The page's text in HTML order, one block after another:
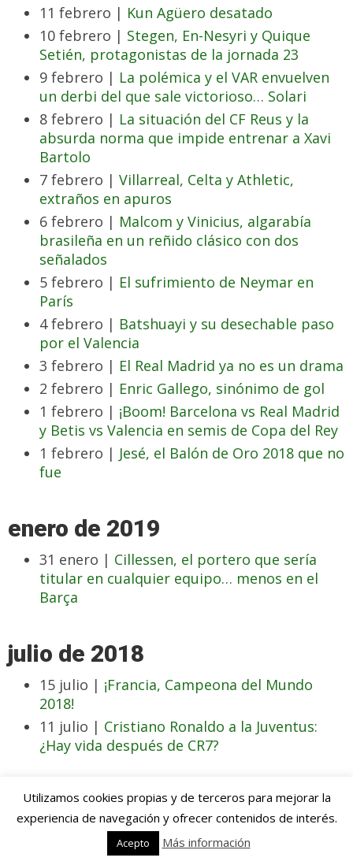
11 febrero | Kun Agüero desatado
10 febrero | Stegen, En-Nesyri y Quique
Setién, protagonistas de la jornada 23
9 febrero | La polémica y el VAR envuelven
un derbi del que sale victorioso… Solari
8 febrero | La situación del CF Reus y la
absurda norma que impide entrenar a Xavi
Bartolo
7 febrero | Villarreal, Celta y Athletic,
extraños en apuros
6 febrero | Malcom y Vinicius, algarabía
brasileña en un reñido clásico con dos
señalados
5 febrero | El sufrimiento de Neymar en
París
4 febrero | Batshuayi y su desechable paso
por el Valencia
3 febrero | El Real Madrid ya no es un drama
2 febrero | Enric Gallego, sinónimo de gol
1 febrero | ¡Boom! Barcelona vs Real Madrid
y Betis vs Valencia en semis de Copa del Rey
1 febrero | Jesé, el Balón de Oro 2018 que no
fue
enero de 2019
31 enero | Cillessen, el portero que sería
titular en cualquier equipo… menos en el
Barça
julio de 2018
15 julio | ¡Francia, Campeona del Mundo
2018!
11 julio | Cristiano Ronaldo a la Juventus:
¿Hay vida después de CR7?
junio de 2018
19 junio |Sergej Milinkovic-Savic, el crack en
ciernes por el que todos suspiran
Utilizamos cookies propias y de terceros para mejorar la
experiencia de navegación y ofrecer contenidos de interés.
Acepto Más información